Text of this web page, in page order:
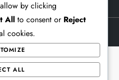
byKantipur Themes
by clicking
All to consent or Reject
cookies.
ALL